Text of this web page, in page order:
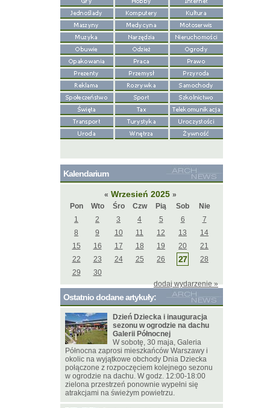
Kalendarium
« Wrzesień 2025 »
Pon
Wto Śro Czw Pią Sob
Nie
1
2 3 4 5 6
7
8
9 10 11 12 13
14
15
16 17 18 19 20
21
22
23 24 25 26 27
28
29
30
dodaj wydarzenie »
Ostatnio dodane artykuły:
Dzień Dziecka i inauguracja
sezonu w ogrodzie na dachu
Galerii Północnej
W sobotę, 30 maja, Galeria
Północna zaprosi mieszkańców Warszawy i
okolic na wyjątkowe obchody Dnia Dziecka
połączone z rozpoczęciem kolejnego sezonu
w ogrodzie na dachu. W godz. 12:00-18:00
zielona przestrzeń ponownie wypełni się
atrakcjami na świeżym powietrzu.